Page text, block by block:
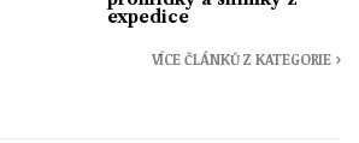
expedice
VÍCE ČLÁNKŮ Z KATEGORIE ›